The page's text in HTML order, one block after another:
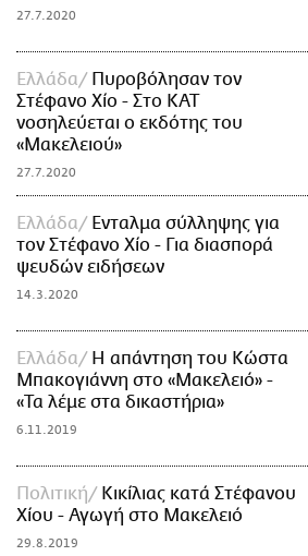
27.7.2020
Ελλάδα
Πυροβόλησαν τον
Στέφανο Χίο - Στο ΚΑΤ
νοσηλεύεται ο εκδότης του
«Μακελειού»
27.7.2020
Ελλάδα
Ενταλμα σύλληψης για
τον Στέφανο Χίο - Για διασπορά
ψευδών ειδήσεων
14.3.2020
Ελλάδα
Η απάντηση του Κώστα
Μπακογιάννη στο «Μακελειό» -
«Τα λέμε στα δικαστήρια»
6.11.2019
Πολιτική
Κικίλιας κατά Στέφανου
Χίου - Αγωγή στο Μακελειό
29.8.2019